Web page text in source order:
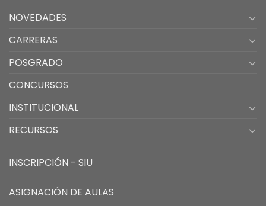
NOVEDADES
CARRERAS
POSGRADO
CONCURSOS
INSTITUCIONAL
RECURSOS
INSCRIPCIÓN - SIU
ASIGNACIÓN DE AULAS